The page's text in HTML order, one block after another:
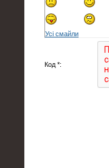
Усі смайли
Код *: